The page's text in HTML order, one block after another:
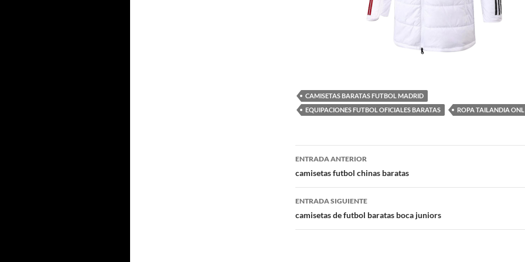
CAMISETAS BARATAS FUTBOL MADRID
EQUIPACIONES FUTBOL OFICIALES BARATAS
ROPA TAILANDIA
Navegación
de
entradas
ENTRADA ANTERIOR
camisetas futbol chinas baratas
ENTRADA SIGUIENTE
camisetas de futbol baratas boca juniors